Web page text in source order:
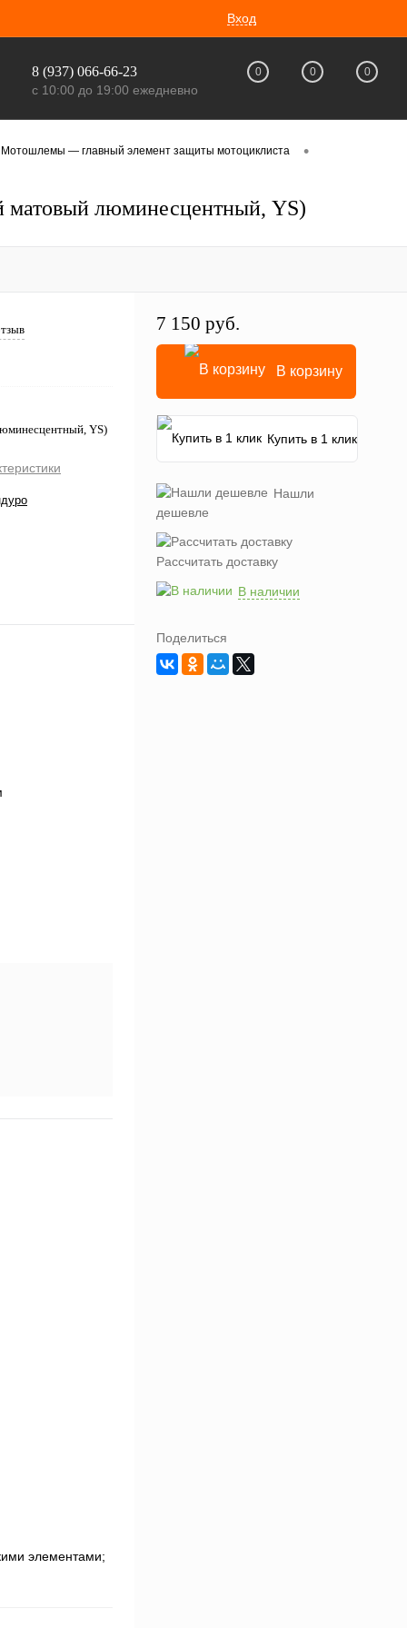
Вход
8 (937) 066-66-23
с 10:00 до 19:00 ежедневно
0 0 0
Мотошлемы — главный элемент защиты мотоциклиста •
матовый люминесцентный, YS)
YS)
элементами;
7 150 руб.
В корзину
Купить в 1 клик
Нашли
дешевле
Рассчитать доставку
В наличии
Поделиться